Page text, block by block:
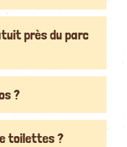
près du parc
?
toilettes ?